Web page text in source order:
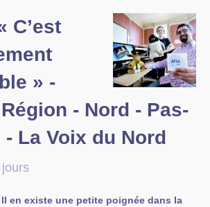
C’est
» -
- Nord - Pas-
- La Voix du Nord
en existe une petite poignée dans la